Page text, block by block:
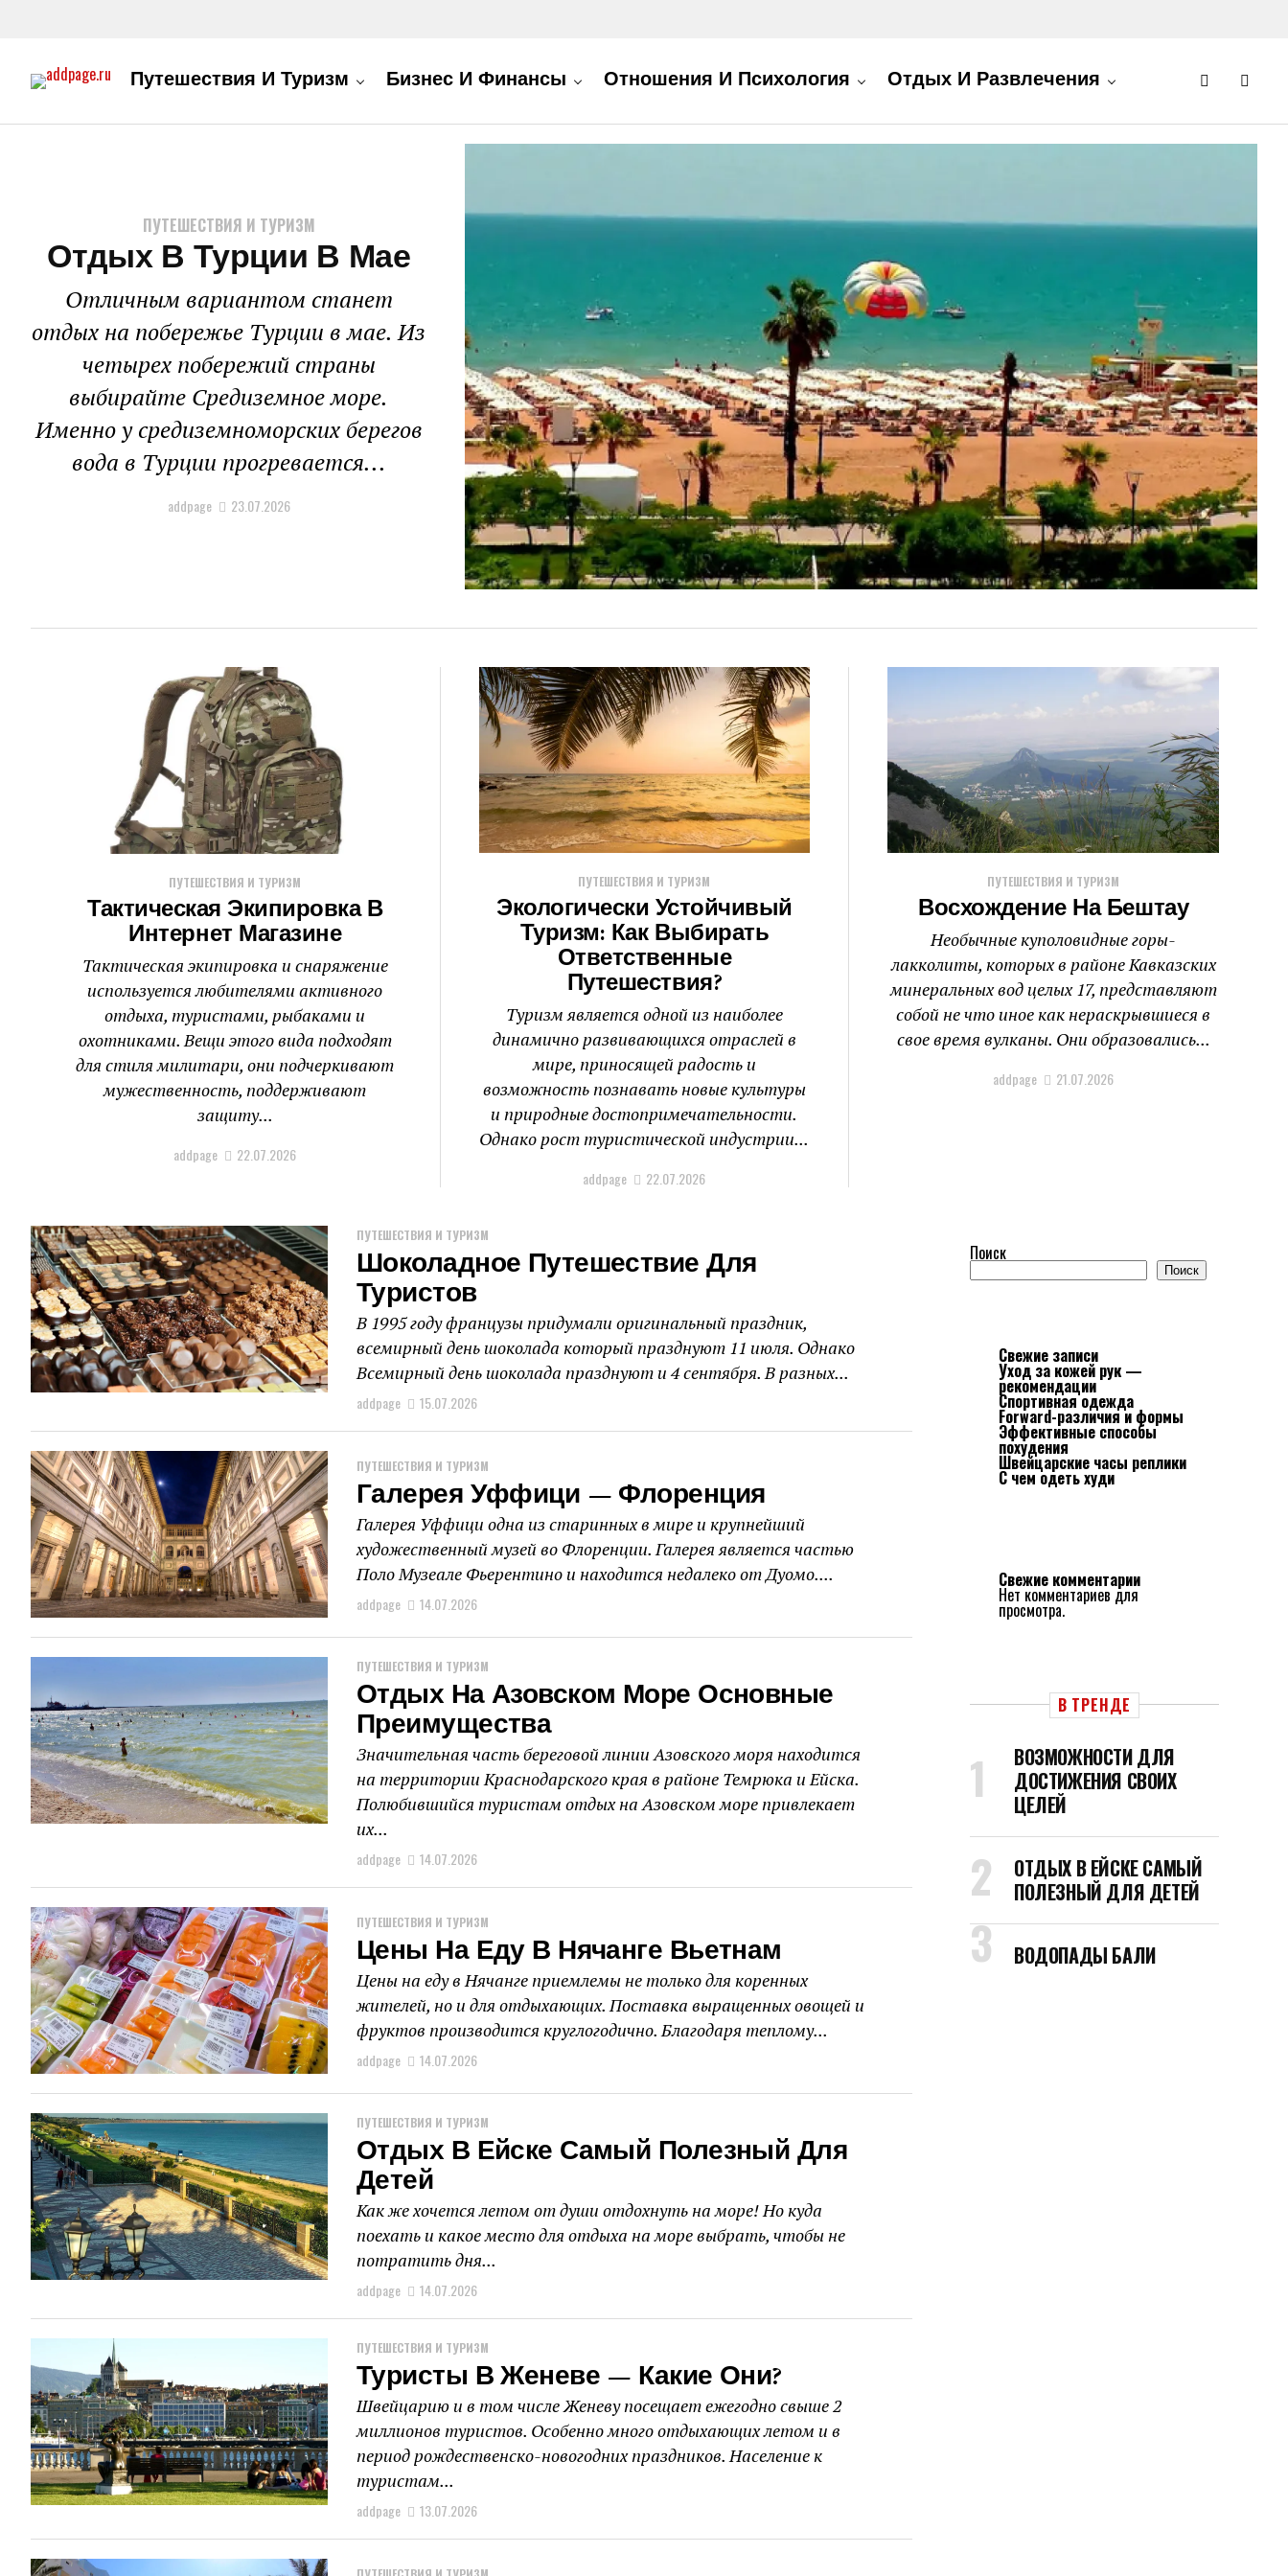
Путешествия И Туризм Бизнес И Финансы Отношения И Психология Отдых И Развлечения
ПУТЕШЕСТВИЯ И ТУРИЗМ
Отдых В Турции В Мае
Отличным вариантом станет
отдых на побережье Турции в мае. Из
четырех побережий страны
выбирайте Средиземное море.
Именно у средиземноморских берегов
вода в Турции прогревается...
addpage 23.07.2026
ПУТЕШЕСТВИЯ И ТУРИЗМ
Тактическая Экипировка В
Интернет Магазине
Тактическая экипировка и снаряжение
используется любителями активного
отдыха, туристами, рыбаками и
охотниками. Вещи этого вида подходят
для стиля милитари, они подчеркивают
мужественность, поддерживают
защиту...
addpage 22.07.2026
ПУТЕШЕСТВИЯ И ТУРИЗМ
Экологически Устойчивый
Туризм: Как Выбирать
Ответственные
Путешествия?
Туризм является одной из наиболее
динамично развивающихся отраслей в
мире, приносящей радость и
возможность познавать новые культуры
и природные достопримечательности.
Однако рост туристической индустрии...
addpage 22.07.2026
ПУТЕШЕСТВИЯ И ТУРИЗМ
Восхождение На Бештау
Необычные куполовидные горы-
лакколиты, которых в районе Кавказских
минеральных вод целых 17, представляют
собой не что иное как нераскрывшиеся в
свое время вулканы. Они образовались...
addpage 21.07.2026
ПУТЕШЕСТВИЯ И ТУРИЗМ
Шоколадное Путешествие Для
Туристов
В 1995 году французы придумали оригинальный праздник,
всемирный день шоколада который празднуют 11 июля. Однако
Всемирный день шоколада празднуют и 4 сентября. В разных...
addpage 15.07.2026
ПУТЕШЕСТВИЯ И ТУРИЗМ
Галерея Уффици — Флоренция
Галерея Уффици одна из старинных в мире и крупнейший
художественный музей во Флоренции. Галерея является частью
Поло Музеале Фьерентино и находится недалеко от Дуомо....
addpage 14.07.2026
ПУТЕШЕСТВИЯ И ТУРИЗМ
Отдых На Азовском Море Основные
Преимущества
Значительная часть береговой линии Азовского моря находится
на территории Краснодарского края в районе Темрюка и Ейска.
Полюбившийся туристам отдых на Азовском море привлекает
их...
addpage 14.07.2026
ПУТЕШЕСТВИЯ И ТУРИЗМ
Цены На Еду В Нячанге Вьетнам
Цены на еду в Нячанге приемлемы не только для коренных
жителей, но и для отдыхающих. Поставка выращенных овощей и
фруктов производится круглогодично. Благодаря теплому...
addpage 14.07.2026
ПУТЕШЕСТВИЯ И ТУРИЗМ
Отдых В Ейске Самый Полезный Для
Детей
Как же хочется летом от души отдохнуть на море! Но куда
поехать и какое место для отдыха на море выбрать, чтобы не
потратить дня...
addpage 14.07.2026
ПУТЕШЕСТВИЯ И ТУРИЗМ
Туристы В Женеве — Какие Они?
Швейцарию и в том числе Женеву посещает ежегодно свыше 2
миллионов туристов. Особенно много отдыхающих летом и в
период рождественско-новогодних праздников. Население к
туристам...
addpage 13.07.2026
Поиск
Поиск
Свежие записи
Уход за кожей рук —
рекомендации
Спортивная одежда
Forward-различия и формы
Эффективные способы
похудения
Швейцарские часы реплики
С чем одеть худи
Свежие комментарии
Нет комментариев для
просмотра.
В ТРЕНДЕ
ВОЗМОЖНОСТИ ДЛЯ
ДОСТИЖЕНИЯ СВОИХ
ЦЕЛЕЙ
ОТДЫХ В ЕЙСКЕ САМЫЙ
ПОЛЕЗНЫЙ ДЛЯ ДЕТЕЙ
ВОДОПАДЫ БАЛИ